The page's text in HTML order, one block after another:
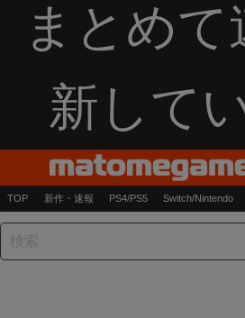
まとめて
新して
TOP 新作・速報 PS4/PS5 Switch/Nintendo